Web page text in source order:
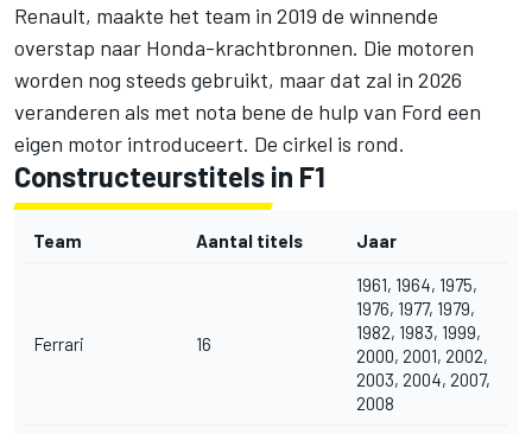
Renault, maakte het team in 2019 de winnende
overstap naar Honda-krachtbronnen. Die motoren
worden nog steeds gebruikt, maar dat zal in 2026
veranderen als met nota bene de hulp van Ford een
eigen motor introduceert. De cirkel is rond.
Constructeurstitels in F1
Team Aantal titels Jaar
Ferrari 16
1961, 1964, 1975,
1976, 1977, 1979,
1982, 1983, 1999,
2000, 2001, 2002,
2003, 2004, 2007,
2008